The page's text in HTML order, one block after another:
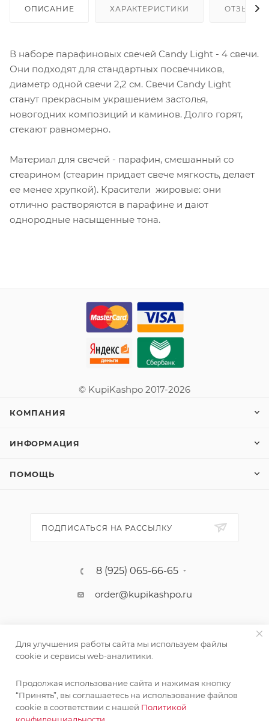
ОПИСАНИЕ ХАРАКТЕРИСТИКИ ОТЗЫВЫ
В наборе парафиновых свечей Candy Light - 4 свечи.
Они подходят для стандартных посвечников,
диаметр одной свечи 2,2 см. Свечи Candy Light
станут прекрасным украшением застолья,
новогодних композиций и каминов. Долго горят,
стекают равномерно.
Материал для свечей - парафин, смешанный со
стеарином (стеарин придает свече мягкость, делает
ее менее хрупкой). Красители жировые: они
отлично растворяются в парафине и дают
однородные насыщенные тона.
© KupiKashpo 2017-2026
КОМПАНИЯ
ИНФОРМАЦИЯ
ПОМОЩЬ
ПОДПИСАТЬСЯ НА РАССЫЛКУ
8 (925) 065-66-65
order@kupikashpo.ru
©КупиКашпо 2017-2026
Для улучшения работы сайта мы используем файлы
cookie и сервисы web-аналитики.
Продолжая использование сайта и нажимая кнопку
“Принять”, вы соглашаетесь на использование файлов
cookie в соответствии с нашей Политикой